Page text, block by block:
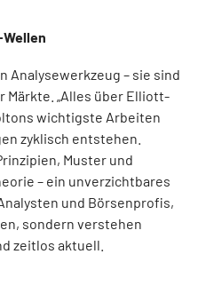
Analysewerkzeug – sie sind
Märkte. „Alles über Elliott-
wichtigste Arbeiten
zyklisch entstehen.
Muster und
– ein unverzichtbares
und Börsenprofis,
sondern verstehen
zeitlos aktuell.